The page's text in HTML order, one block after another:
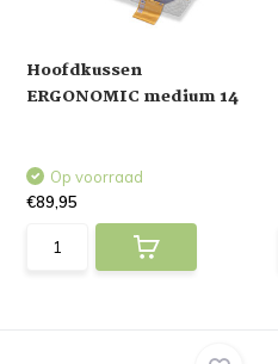
Hoofdkussen
ERGONOMIC medium 14
Op voorraad
€89,95